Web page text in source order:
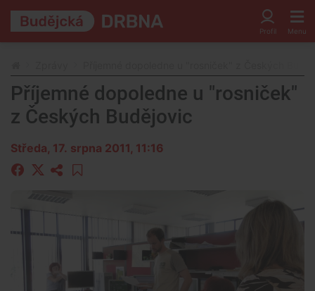
Příjemné dopoledne u "rosniček"
z Českých Budějovic
Středa, 17. srpna 2011, 11:16